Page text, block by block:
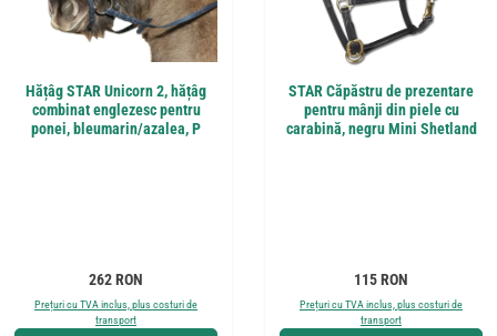
Hățâg STAR Unicorn 2, hățâg
combinat englezesc pentru
ponei, bleumarin/azalea, P
Preț obișnuit:
262 RON
Prețuri cu TVA inclus, plus costuri de
transport
STAR Căpăstru de prezentare
pentru mânji din piele cu
carabină, negru Mini Shetland
Preț obișnuit:
115 RON
Prețuri cu TVA inclus, plus costuri de
transport